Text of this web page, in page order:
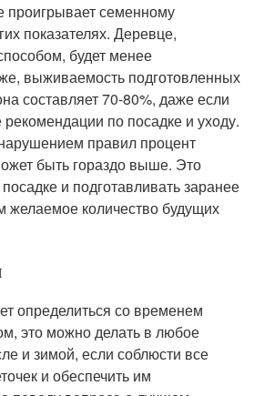
проигрывает семенному
показателях. Деревце,
будет менее
выживаемость подготовленных
составляет 70-80%, даже если
рекомендации по посадке и уходу.
правил процент
быть гораздо выше. Это
и подготавливать заранее
желаемое количество будущих
определиться со временем
это можно делать в любое
и зимой, если соблюсти все
и обеспечить им